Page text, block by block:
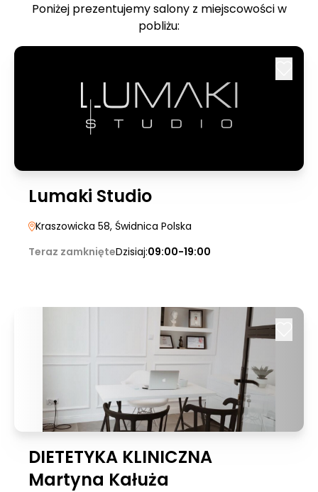
Poniżej prezentujemy salony z miejscowości w
pobliżu:
Lumaki Studio
Kraszowicka 58, Świdnica Polska
Teraz zamknięteDzisiaj:09:00-19:00
DIETETYKA KLINICZNA
Martyna Kałuża